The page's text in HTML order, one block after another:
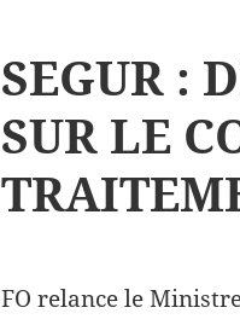
SEGUR :
SUR LE
FO relance le